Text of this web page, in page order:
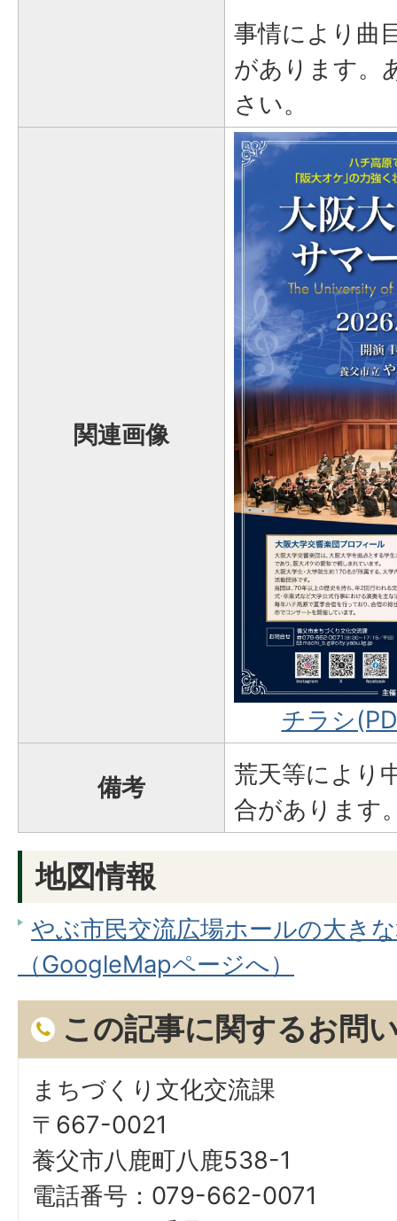
事情により曲
があります。
さい。
関連画像
チラシ
備考
荒天等により
合があります
地図情報
やぶ市民交流広場ホールの大き
（GoogleMapページへ）
この記事に関するお問
まちづくり文化交流課
〒667-0021
養父市八鹿町八鹿538-1
電話番号：079-662-0071